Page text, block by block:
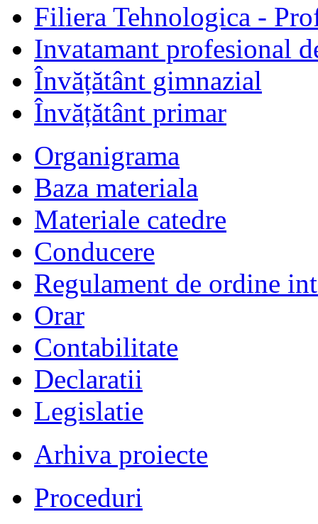
Filiera Tehnologica -
Invatamant profesional
Învățătânt gimnazial
Învățătânt primar
Organigrama
Baza materiala
Materiale catedre
Conducere
Regulament de ordine
Orar
Contabilitate
Declaratii
Legislatie
Arhiva proiecte
Proceduri